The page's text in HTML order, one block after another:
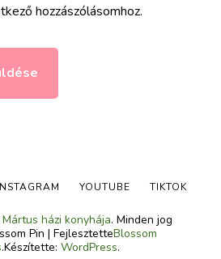
hozzászólásomhoz.
Mártus házi konyhája. Minden jog
Pin | FejlesztetteBlossom
.Készítette: WordPress.
YOUTUBE TIKTOK